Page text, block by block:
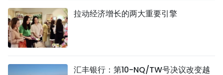
拉动经济增长的两大重要引擎
汇丰银行：第10-NQ/TW号决议改变越